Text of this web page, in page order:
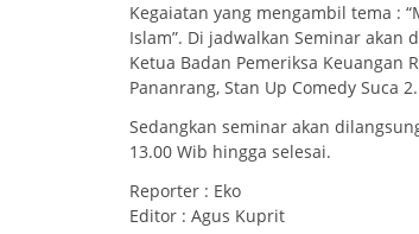
Kegaiatan yang mengambil tema :
Islam”. Di jadwalkan Seminar akan
Ketua Badan Pemeriksa Keuangan
Pananrang, Stan Up Comedy Suca 2.
Sedangkan seminar akan
13.00 Wib hingga selesai.
Reporter : Eko
Editor : Agus Kuprit